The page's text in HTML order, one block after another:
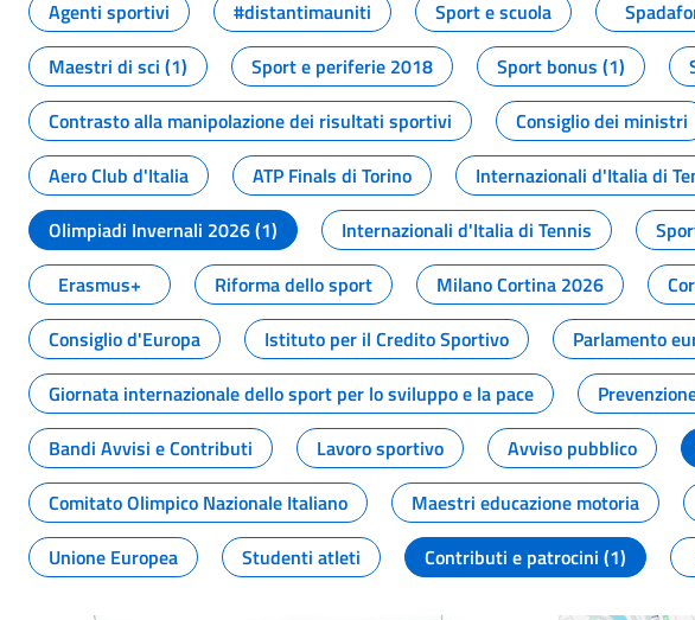
Agenti sportivi
#distantimauniti Sport e scuola
Maestri di sci (1)
Sport e periferie 2018 Sport bonus (1)
Contrasto alla manipolazione dei risultati sportivi
Consiglio dei ministri
Aero Club d'Italia
ATP Finals di Torino Internazionali d'Italia di
Olimpiadi Invernali 2026 (1)
Internazionali d'Italia di Tennis
Erasmus+
Riforma dello sport Milano Cortina 2026
Consiglio d'Europa
Istituto per il Credito Sportivo Parlamento
Giornata internazionale dello sport per lo sviluppo e la pace
Bandi Avvisi e Contributi
Lavoro sportivo Avviso pubblico
Comitato Olimpico Nazionale Italiano
Maestri educazione motoria
Unione Europea
Studenti atleti Contributi e patrocini (1)